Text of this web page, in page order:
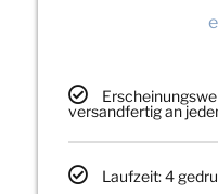
versandfertig an
Laufzeit: 4